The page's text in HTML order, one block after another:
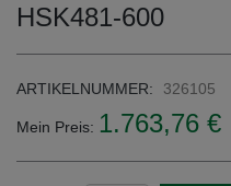
HSK481-600
ARTIKELNUMMER: 326105
Mein Preis: 1.763,76 €